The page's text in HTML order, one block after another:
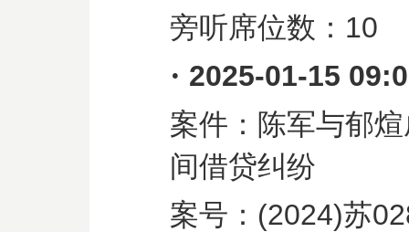
旁听席位数： 10
· 2025-01-15
案件：陈军与郁
间借贷纠纷
案号： (2024)苏